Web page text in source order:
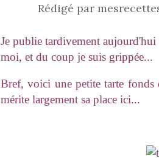
Rédigé par
Je publie tardivement
moi, et du coup je suis grippée...
Bref, voici une petite tarte fonds
mérite largement sa place ici...